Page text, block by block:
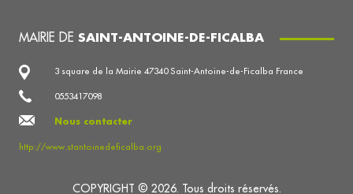
MAIRIE DE SAINT-ANTOINE-DE-FICALBA
3 square de la Mairie 47340 Saint-Antoine-de-Ficalba France
0553417098
Nous contacter
http://www.stantoinedeficalba.org
COPYRIGHT © 2026. Tous droits réservés.